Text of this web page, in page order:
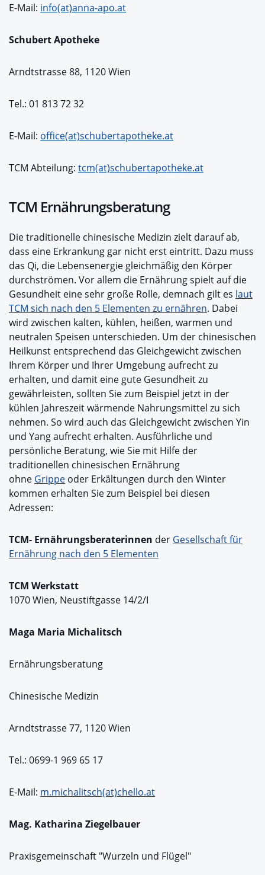
E-Mail: info(at)anna-apo.at
Schubert Apotheke
Arndtstrasse 88, 1120 Wien
Tel.: 01 813 72 32
E-Mail: office(at)schubertapotheke.at
TCM Abteilung: tcm(at)schubertapotheke.at
TCM Ernährungsberatung
Die traditionelle chinesische Medizin zielt darauf ab,
dass eine Erkrankung gar nicht erst eintritt. Dazu muss
das Qi, die Lebensenergie gleichmäßig den Körper
durchströmen. Vor allem die Ernährung spielt auf die
Gesundheit eine sehr große Rolle, demnach gilt es laut
TCM sich nach den 5 Elementen zu ernähren. Dabei
wird zwischen kalten, kühlen, heißen, warmen und
neutralen Speisen unterschieden. Um der chinesischen
Heilkunst entsprechend das Gleichgewicht zwischen
Ihrem Körper und Ihrer Umgebung aufrecht zu
erhalten, und damit eine gute Gesundheit zu
gewährleisten, sollten Sie zum Beispiel jetzt in der
kühlen Jahreszeit wärmende Nahrungsmittel zu sich
nehmen. So wird auch das Gleichgewicht zwischen Yin
und Yang aufrecht erhalten. Ausführliche und
persönliche Beratung, wie Sie mit Hilfe der
traditionellen chinesischen Ernährung
ohne Grippe oder Erkältungen durch den Winter
kommen erhalten Sie zum Beispiel bei diesen
Adressen:
TCM- Ernährungsberaterinnen der Gesellschaft für
Ernährung nach den 5 Elementen
TCM Werkstatt
1070 Wien, Neustiftgasse 14/2/I
Maga Maria Michalitsch
Ernährungsberatung
Chinesische Medizin
Arndtstrasse 77, 1120 Wien
Tel.: 0699-1 969 65 17
E-Mail: m.michalitsch(at)chello.at
Mag. Katharina Ziegelbauer
Praxisgemeinschaft "Wurzeln und Flügel"